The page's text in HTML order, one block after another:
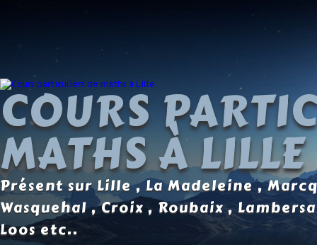
COURS
MATHS À LILLE
Présent sur Lille , La Madeleine ,
Wasquehal , Croix , Roubaix ,
Loos etc..